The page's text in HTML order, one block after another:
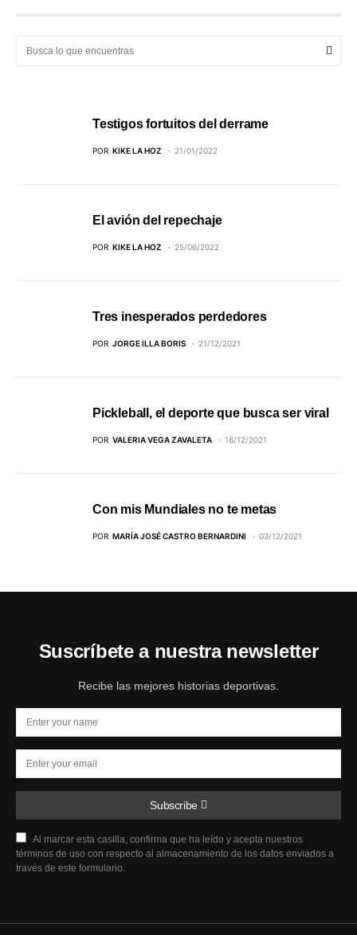
Testigos fortuitos del derrame
POR KIKE LA HOZ 21/01/2022
El avión del repechaje
POR KIKE LA HOZ 25/06/2022
Tres inesperados perdedores
POR JORGE ILLA BORIS 21/12/2021
Pickleball, el deporte que busca ser viral
POR VALERIA VEGA ZAVALETA 16/12/2021
Con mis Mundiales no te metas
POR MARÍA JOSÉ CASTRO BERNARDINI 03/12/2021
Suscríbete a nuestra newsletter
Recibe las mejores historias deportivas.
Subscribe
Al marcar esta casilla, confirma que ha leído y acepta nuestros
términos de uso con respecto al almacenamiento de los datos enviados a
través de este formulario.